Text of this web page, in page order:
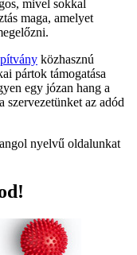
mivel sokkal
maga, amelyet
közhasznú
pártok támogatása
egy józan hang a
az adód
nyelvű oldalunkat